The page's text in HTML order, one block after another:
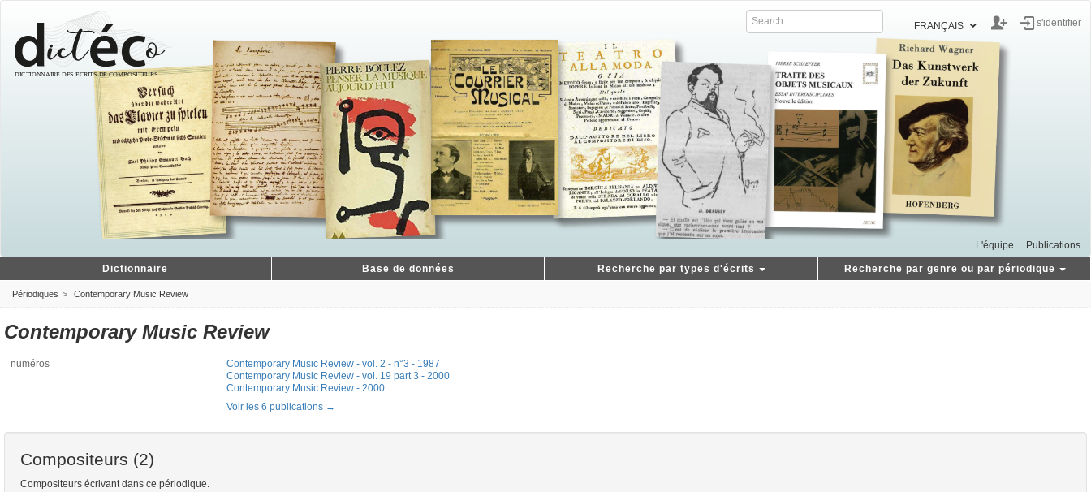
FRANÇAIS s'identifier
L'équipe Publications
Dictionnaire Base de données Recherche par types d'écrits Recherche par genre ou par périodique
Périodiques Contemporary Music Review
Contemporary Music Review
numéros
Contemporary Music Review - vol. 2 - n°3 - 1987
Contemporary Music Review - vol. 19 part 3 - 2000
Contemporary Music Review - 2000
Voir les 6 publications
Compositeurs (2)
Compositeurs écrivant dans ce périodique.